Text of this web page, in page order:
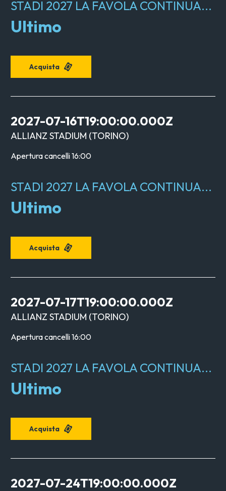
STADI 2027 LA FAVOLA CONTINUA...
Ultimo
Acquista
2027-07-16T19:00:00.000Z
ALLIANZ STADIUM (TORINO)
Apertura cancelli16:00
STADI 2027 LA FAVOLA CONTINUA...
Ultimo
Acquista
2027-07-17T19:00:00.000Z
ALLIANZ STADIUM (TORINO)
Apertura cancelli16:00
STADI 2027 LA FAVOLA CONTINUA...
Ultimo
Acquista
2027-07-24T19:00:00.000Z